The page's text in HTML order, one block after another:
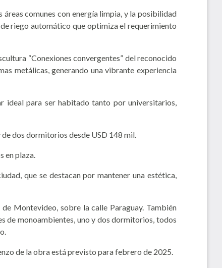
comunes con energía limpia, y la posibilidad
riego automático que optimiza el requerimiento
“Conexiones convergentes” del reconocido
metálicas, generando una vibrante experiencia
ideal para ser habitado tanto por universitarios,
dos dormitorios desde USD 148 mil.
en plaza.
que se destacan por mantener una estética,
Montevideo, sobre la calle Paraguay. También
de monoambientes, uno y dos dormitorios, todos
de la obra está previsto para febrero de 2025.